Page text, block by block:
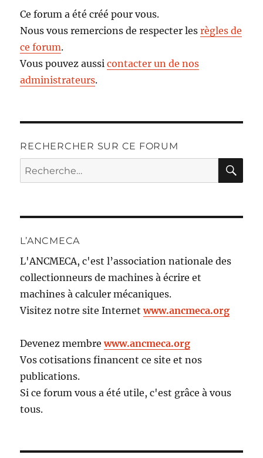
Ce forum a été créé pour vous.
Nous vous remercions de respecter lesrègles de
ce forum.
Vous pouvez aussicontacter un de nos
administrateurs.
RECHERCHER SUR CE FORUM
Recherche
pour :
L’ANCMECA
L'ANCMECA, c'est l’association nationale des
collectionneurs de machines à écrire et
machines à calculer mécaniques.
Visitez notre site Internetwww.ancmeca.org
Devenez membrewww.ancmeca.org
Vos cotisations financent ce site et nos
publications.
Si ce forum vous a été utile, c'est grâce à vous
tous.